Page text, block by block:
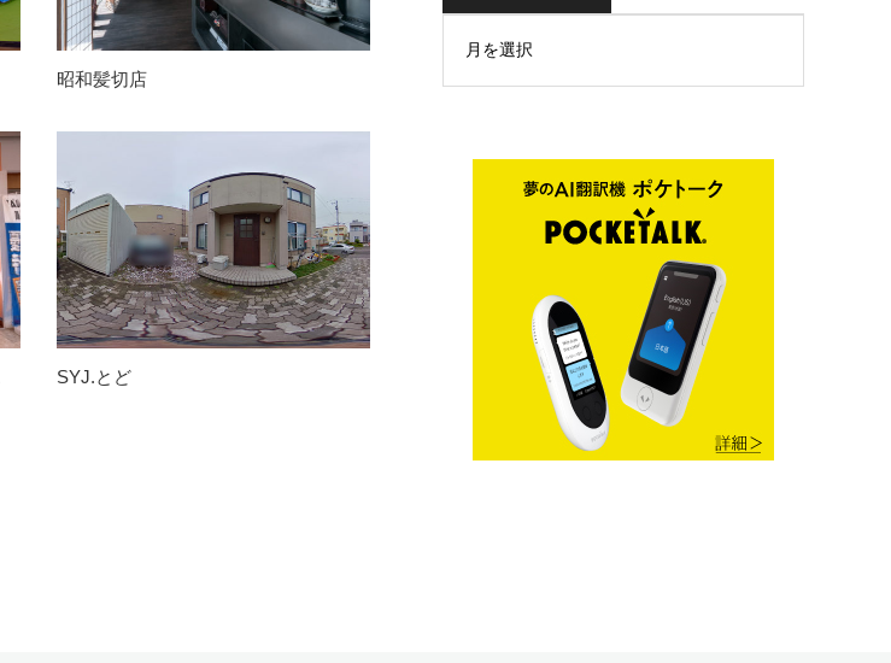
昭和髪切店
SYJ.とど